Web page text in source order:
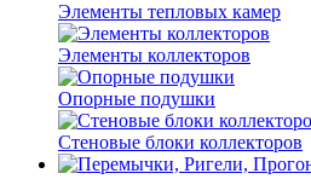
Элементы тепловых камер
Элементы коллекторов
Опорные подушки
Стеновые блоки коллекторов